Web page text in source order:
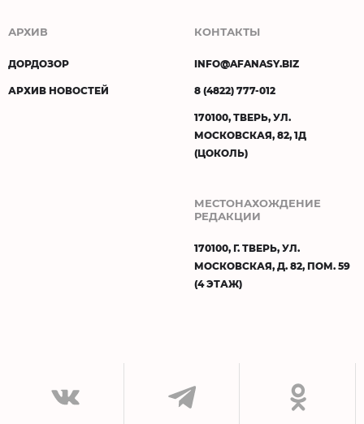
АРХИВ
ДОРДОЗОР
АРХИВ НОВОСТЕЙ
КОНТАКТЫ
INFO@AFANASY.BIZ
8 (4822) 777-012
170100, ТВЕРЬ, УЛ.
МОСКОВСКАЯ, 82, 1Д
(ЦОКОЛЬ)
МЕСТОНАХОЖДЕНИЕ
РЕДАКЦИИ
170100, Г. ТВЕРЬ, УЛ.
МОСКОВСКАЯ, Д. 82, ПОМ. 59
(4 ЭТАЖ)